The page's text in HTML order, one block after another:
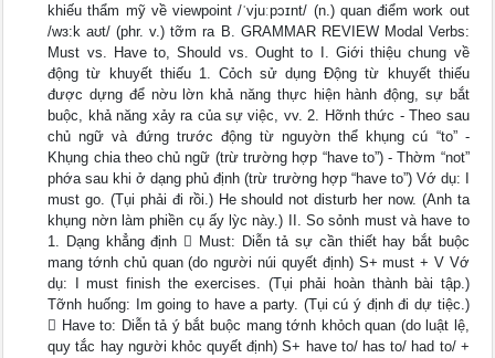
khiếu thẩm mỹ về viewpoint /ˈvjuːpɔɪnt/ (n.) quan điểm work out
/wɜ:k aʊt/ (phr. v.) tỡm ra B. GRAMMAR REVIEW Modal Verbs:
Must vs. Have to, Should vs. Ought to I. Giới thiệu chung về
động từ khuyết thiếu 1. Cỏch sử dụng Động từ khuyết thiếu
được dựng để nờu lờn khả năng thực hiện hành động, sự bắt
buộc, khả năng xảy ra của sự việc, vv. 2. Hỡnh thức - Theo sau
chủ ngữ và đứng trước động từ nguyờn thể khụng cú “to” -
Khụng chia theo chủ ngữ (trừ trường hợp “have to”) - Thờm “not”
phớa sau khi ở dạng phủ định (trừ trường hợp “have to”) Vớ dụ: I
must go. (Tụi phải đi rồi.) He should not disturb her now. (Anh ta
khụng nờn làm phiền cụ ấy lỳc này.) II. So sỏnh must và have to
1. Dạng khẳng định  Must: Diễn tả sự cần thiết hay bắt buộc
mang tớnh chủ quan (do người núi quyết định) S+ must + V Vớ
dụ: I must finish the exercises. (Tụi phải hoàn thành bài tập.)
Tỡnh huống: Im going to have a party. (Tụi cú ý định đi dự tiệc.)
 Have to: Diễn tả ý bắt buộc mang tớnh khỏch quan (do luật lệ,
quy tắc hay người khỏc quyết định) S+ have to/ has to/ had to/ +